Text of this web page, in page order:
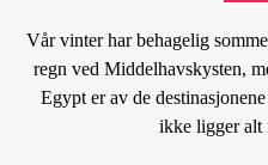
Vår vinter har behagelig
regn ved Middelhavskysten,
Egypt er av de
ikke ligger alt